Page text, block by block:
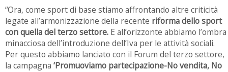
“Ora, come sport di base stiamo affrontando altre criticità
legate all’armonizzazione della recente riforma dello sport
con quella del terzo settore. E all’orizzonte abbiamo l’ombra
minacciosa dell’introduzione dell’Iva per le attività sociali.
Per questo abbiamo lanciato con il Forum del terzo settore,
la campagna ‘Promuoviamo partecipazione-No vendita, No